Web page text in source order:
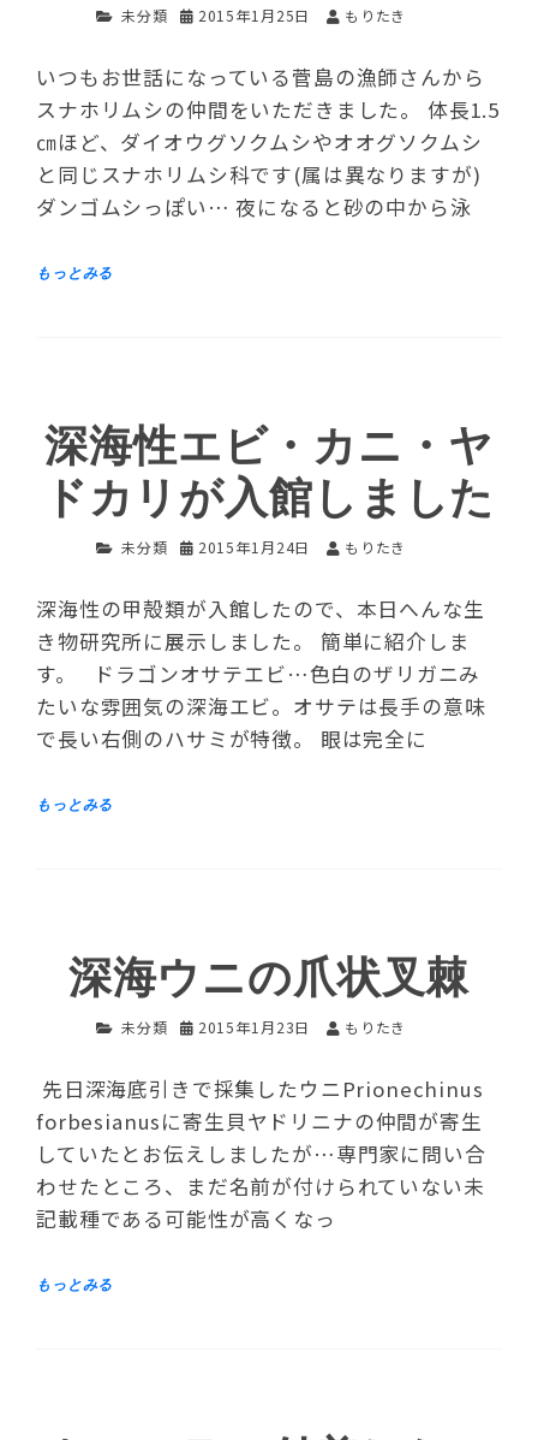
未分類 2015年1月25日 もりたき
いつもお世話になっている菅島の漁師さんから
スナホリムシの仲間をいただきました。 体長1.5
㎝ほど、ダイオウグソクムシやオオグソクムシ
と同じスナホリムシ科です(属は異なりますが)
ダンゴムシっぽい… 夜になると砂の中から泳
深海性エビ・カニ・ヤ
ドカリが入館しました
未分類 2015年1月24日 もりたき
深海性の甲殻類が入館したので、本日へんな生
き物研究所に展示しました。 簡単に紹介しま
す。 ドラゴンオサテエビ…色白のザリガニみ
たいな雰囲気の深海エビ。オサテは長手の意味
で長い右側のハサミが特徴。 眼は完全に
深海ウニの爪状叉棘
未分類 2015年1月23日 もりたき
先日深海底引きで採集したウニPrionechinus
forbesianusに寄生貝ヤドリニナの仲間が寄生
していたとお伝えしましたが…専門家に問い合
わせたところ、まだ名前が付けられていない未
記載種である可能性が高くなっ